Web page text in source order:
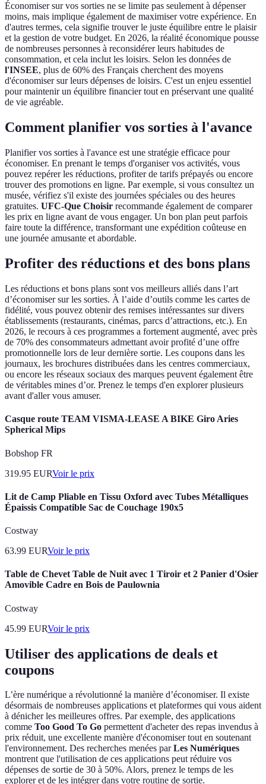
Économiser sur vos sorties ne se limite pas seulement à dépenser
moins, mais implique également de maximiser votre expérience. En
d'autres termes, cela signifie trouver le juste équilibre entre le plaisir
et la gestion de votre budget. En 2026, la réalité économique pousse
de nombreuses personnes à reconsidérer leurs habitudes de
consommation, et cela inclut les loisirs. Selon les données de
l'INSEE, plus de 60% des Français cherchent des moyens
d'économiser sur leurs dépenses de loisirs. C'est un enjeu essentiel
pour maintenir un équilibre financier tout en préservant une qualité
de vie agréable.
Comment planifier vos sorties à l'avance
Planifier vos sorties à l'avance est une stratégie efficace pour
économiser. En prenant le temps d'organiser vos activités, vous
pouvez repérer les réductions, profiter de tarifs prépayés ou encore
trouver des promotions en ligne. Par exemple, si vous consultez un
musée, vérifiez s'il existe des journées spéciales ou des heures
gratuites. UFC-Que Choisir recommande également de comparer
les prix en ligne avant de vous engager. Un bon plan peut parfois
faire toute la différence, transformant une expédition coûteuse en
une journée amusante et abordable.
Profiter des réductions et des bons plans
Les réductions et bons plans sont vos meilleurs alliés dans l’art
d’économiser sur les sorties. À l’aide d’outils comme les cartes de
fidélité, vous pouvez obtenir des remises intéressantes sur divers
établissements (restaurants, cinémas, parcs d’attractions, etc.). En
2026, le recours à ces programmes a fortement augmenté, avec près
de 70% des consommateurs admettant avoir profité d’une offre
promotionnelle lors de leur dernière sortie. Les coupons dans les
journaux, les brochures distribuées dans les centres commerciaux,
ou encore les réseaux sociaux des marques peuvent également être
de véritables mines d’or. Prenez le temps d'en explorer plusieurs
avant d'aller vous amuser.
Casque route TEAM VISMA-LEASE A BIKE Giro Aries
Spherical Mips
Bobshop FR
319.95 EURVoir le prix
Lit de Camp Pliable en Tissu Oxford avec Tubes Métalliques
Épaissis Compatible Sac de Couchage 190x5
Costway
63.99 EURVoir le prix
Table de Chevet Table de Nuit avec 1 Tiroir et 2 Panier d'Osier
Amovible Cadre en Bois de Paulownia
Costway
45.99 EURVoir le prix
Utiliser des applications de deals et
coupons
L’ère numérique a révolutionné la manière d’économiser. Il existe
désormais de nombreuses applications et plateformes qui vous aident
à dénicher les meilleures offres. Par exemple, des applications
comme Too Good To Go permettent d'acheter des repas invendus à
prix réduit, une excellente manière d'économiser tout en soutenant
l'environnement. Des recherches menées parLes Numériques
montrent que l'utilisation de ces applications peut réduire vos
dépenses de sortie de 30 à 50%. Alors, prenez le temps de les
explorer et de les intégrer dans votre routine de sortie.